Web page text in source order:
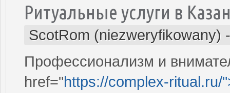
Ритуальные услуги в
ScotRom (niezweryfikowany)
Профессионализм и
href="https://complex-ritual.ru/